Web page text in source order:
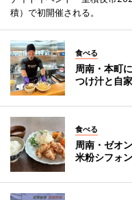
積）で初開催される。
食べる
周南・本町
つけ汁と自
食べる
周南・ゼオ
米粉シフォ